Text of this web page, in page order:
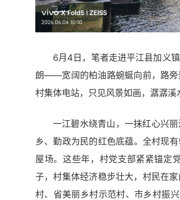
6月4日，笔者走进平江县加义
朗——宽阔的柏油路蜿蜒向前，路旁
村集体电站，只见风景如画，潺潺溪
一江碧水绕青山，一抹红心兴
乡、勤政为民的红色底蕴。全村现
屋场。这些年，村党支部紧紧锚定
子，村集体经济稳步壮大，村民在
村、省美丽乡村示范村、市乡村振